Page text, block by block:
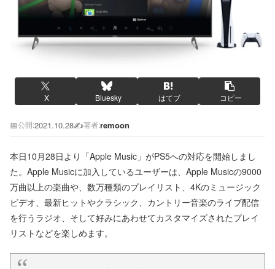
X Bluesky はてブ コピー
📅公開:2021.10.28✍️著者:remoon
本日10月28日より「Apple Music」がPS5への対応を開始しまし
た。Apple Musicに加入しているユーザーは、Apple Musicの9000
万曲以上の楽曲や、数万種類のプレイリスト、4Kのミュージック
ビデオ、最新ヒットやクラシック、カントリー音楽のライブ配信
を行うラジオ、そして好みにあわせてカスタマイズされたプレイ
リストなどを楽しめます。